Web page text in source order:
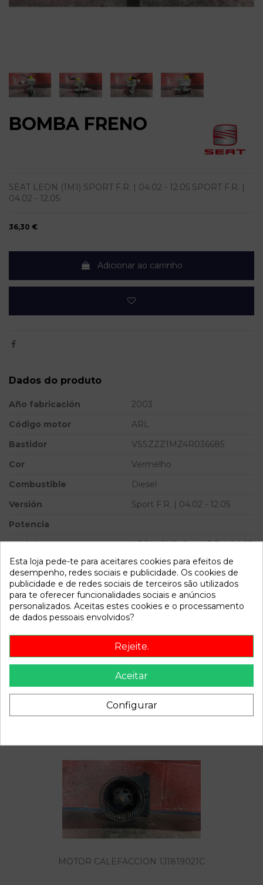
BOMBA FRENO
SEAT LEON (1M1) SPORT F.R. | 04.02 - 12.05 SPORT F.R. |
04.02 - 12.05
36,30 €
Adicionar ao carrinho
Dados do produto
Año fabricación
2003
Código motor
ARL
Bastidor
VSSZZZ1MZ4R036685
Cor
Vermelho
Combustible
Diesel
Versión
Sport F.R. | 04.02 - 12.05
Potencia
Modelo
LEON (1M1) Sport F.R. | 04.02
- 12.05
Referência 790265
Disponível a partir de: 2022-04-06
Descrição
Recambio de bomba freno para seat leon (1m1) sport f.r. |
04.02 - 12.05 sport f.r. | 04.02 - 12.05 referencia OEM IAM
MOTOR CALEFACCION 1J1819021C
Esta loja pede-te para aceitares cookies para efeitos de
desempenho, redes sociais e publicidade. Os cookies de
publicidade e de redes sociais de terceiros são utilizados
para te oferecer funcionalidades sociais e anúncios
personalizados. Aceitas estes cookies e o processamento
de dados pessoais envolvidos?
Rejeite.
Aceitar
Configurar